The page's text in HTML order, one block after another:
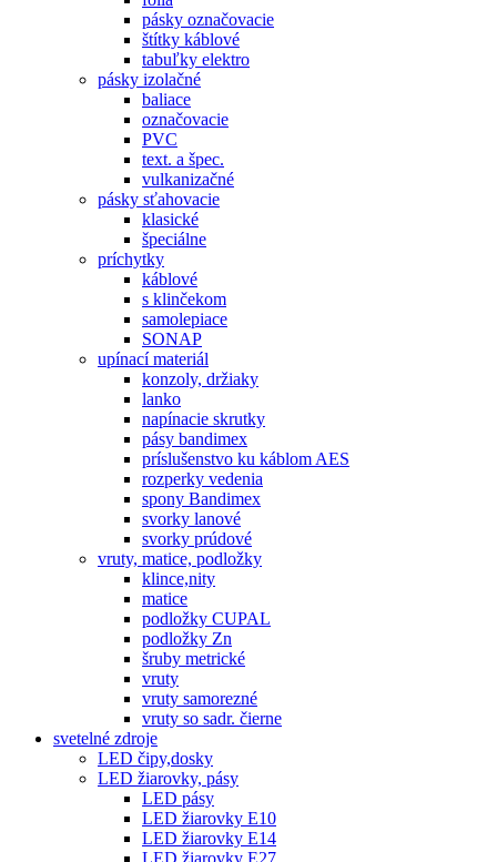
pásky označovacie
štítky káblové
tabuľky elektro
pásky izolačné
baliace
označovacie
PVC
text. a špec.
vulkanizačné
pásky sťahovacie
klasické
špeciálne
príchytky
káblové
s klinčekom
samolepiace
SONAP
upínací materiál
konzoly, držiaky
lanko
napínacie skrutky
pásy bandimex
príslušenstvo ku káblom AES
rozperky vedenia
spony Bandimex
svorky lanové
svorky prúdové
vruty, matice, podložky
klince,nity
matice
podložky CUPAL
podložky Zn
šruby metrické
vruty
vruty samorezné
vruty so sadr. čierne
svetelné zdroje
LED čipy,dosky
LED žiarovky, pásy
LED pásy
LED žiarovky E10
LED žiarovky E14
LED žiarovky E27